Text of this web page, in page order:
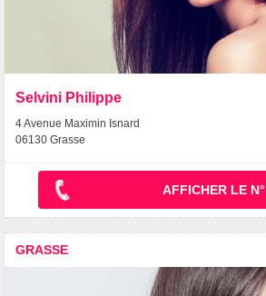
Selvini Philippe
4 Avenue Maximin Isnard
06130 Grasse
AFFICHER LE N°
GRASSE